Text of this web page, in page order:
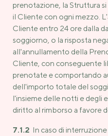
prenotazione, la Struttura
il Cliente con ogni mezzo.
Cliente entro 24 ore dalla
soggiorno, o la risposta
all'annullamento della
Cliente, con conseguente
prenotate e comportando
dell'importo totale del
l'insieme delle notti e degli
diritto al rimborso a favore
7.1.2 In caso di